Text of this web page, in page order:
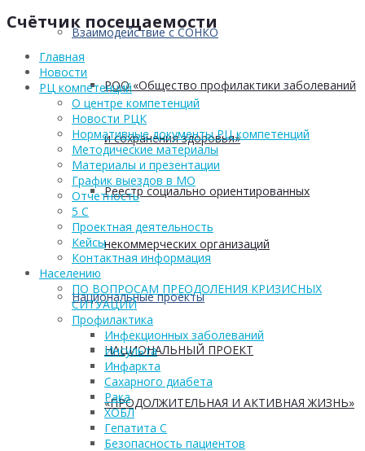
Взаимодействие с СОНКО
РОО «Общество профилактики заболеваний
и сохранения здоровья»
Реестр социально ориентированных
некоммерческих организаций
Национальные проекты
НАЦИОНАЛЬНЫЙ ПРОЕКТ
«ПРОДОЛЖИТЕЛЬНАЯ И АКТИВНАЯ ЖИЗНЬ»
Счётчик посещаемости
Главная
Новости
РЦ компетенций
О центре компетенций
Новости РЦК
Нормативные документы РЦ компетенций
Методические материалы
Материалы и презентации
График выездов в МО
Отчетность
5 С
Проектная деятельность
Кейсы
Контактная информация
Населению
ПО ВОПРОСАМ ПРЕОДОЛЕНИЯ КРИЗИСНЫХ
СИТУАЦИЙ
Профилактика
Инфекционных заболеваний
Инсульта
Инфаркта
Сахарного диабета
Рака
ХОБЛ
Гепатита С
Безопасность пациентов